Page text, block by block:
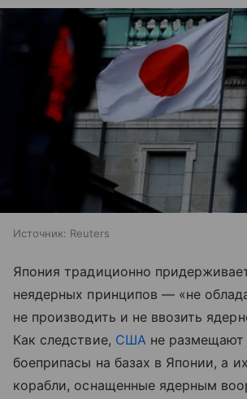
Источник: Reuters
Япония традиционно
неядерных принципов — «не
не производить и не ввозить
Как следствие, СШАне размещают
боеприпасы на базах в Японии, а
корабли, оснащенные ядерным